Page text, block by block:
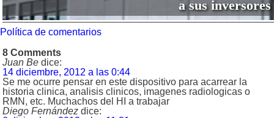
a sus inversores
Política de comentarios
8 Comments
Juan Be dice:
14 diciembre, 2012 a las 0:44
Se me ocurre pensar en este dispositivo para acarrear la
historia clinica, analisis clinicos, imagenes radiologicas o
RMN, etc. Muchachos del HI a trabajar
Diego Fernández dice: